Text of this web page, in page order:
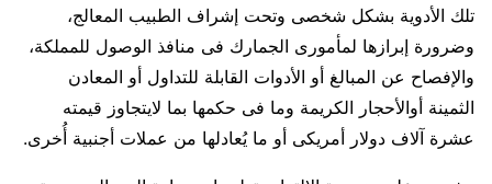
تلك الأدوية بشكل شخصى وتحت إشراف الطبيب المعالج،
وضرورة إبرازها لمأمورى الجمارك فى منافذ الوصول للمملكة،
والإفصاح عن المبالغ أو الأدوات القابلة للتداول أو المعادن
الثمينة أوالأحجار الكريمة وما فى حكمها بما لايتجاوز قيمته
عشرة آلاف دولار أمريكى أو ما يُعادلها من عملات أجنبية أُخرى.